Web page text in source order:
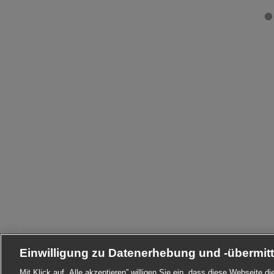
Einwilligung zu Datenerhebung und -